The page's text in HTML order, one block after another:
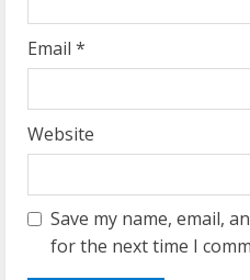
Email *
Website
Save my name, email,
for the next time I